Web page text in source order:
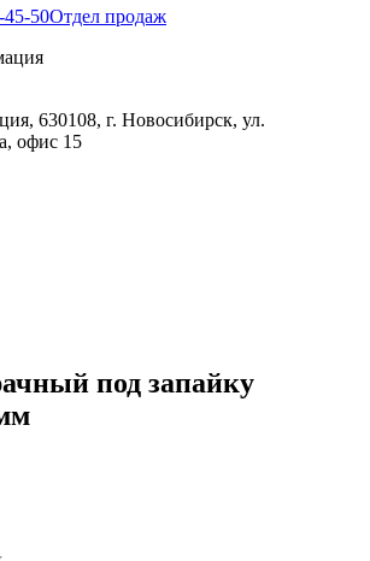
45-50Отдел продаж
630108, г. Новосибирск, ул.
офис 15
под запайку